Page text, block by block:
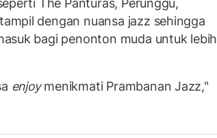
dengan nuansa jazz sehingga
bagi penonton muda untuk lebih
enjoymenikmati Prambanan Jazz,"